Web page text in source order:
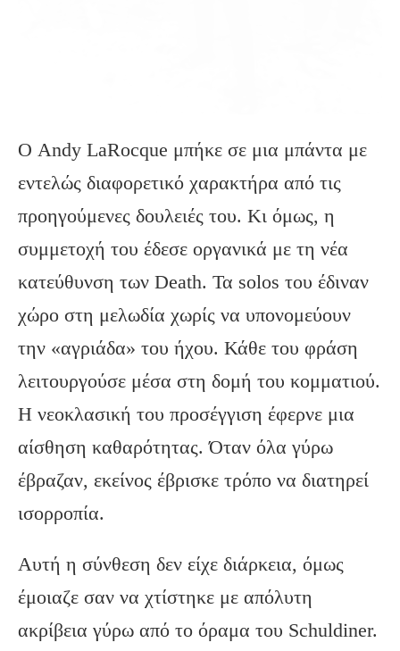
Ο Andy LaRocque μπήκε σε μια μπάντα με
εντελώς διαφορετικό χαρακτήρα από τις
προηγούμενες δουλειές του. Κι όμως, η
συμμετοχή του έδεσε οργανικά με τη νέα
κατεύθυνση των Death. Τα solos του έδιναν
χώρο στη μελωδία χωρίς να υπονομεύουν
την «αγριάδα» του ήχου. Κάθε του φράση
λειτουργούσε μέσα στη δομή του κομματιού.
Η νεοκλασική του προσέγγιση έφερνε μια
αίσθηση καθαρότητας. Όταν όλα γύρω
έβραζαν, εκείνος έβρισκε τρόπο να διατηρεί
ισορροπία.
Αυτή η σύνθεση δεν είχε διάρκεια, όμως
έμοιαζε σαν να χτίστηκε με απόλυτη
ακρίβεια γύρω από το όραμα του Schuldiner.